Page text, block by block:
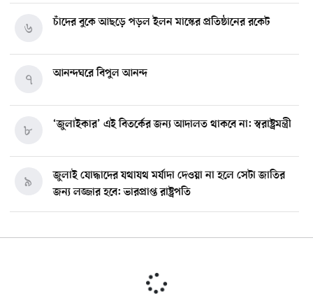
চাঁদের বুকে আছড়ে পড়ল ইলন মাস্কের প্রতিষ্ঠানের রকেট
৬
আনন্দঘরে বিপুল আনন্দ
৭
‘জুলাইকার’ এই বিতর্কের জন্য আদালত থাকবে না: স্বরাষ্ট্রমন্ত্রী
৮
জুলাই যোদ্ধাদের যথাযথ মর্যাদা দেওয়া না হলে সেটা জাতির
জন্য লজ্জার হবে: ভারপ্রাপ্ত রাষ্ট্রপতি
৯
১০
মিশিগানে দক্ষিণ সুরমা ওয়েলফেয়ার অ্যাসোসিয়েশনের